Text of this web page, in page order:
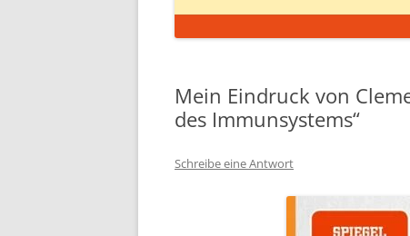
Mein Eindruck von
des Immunsystems“
Schreibe eine Antwort